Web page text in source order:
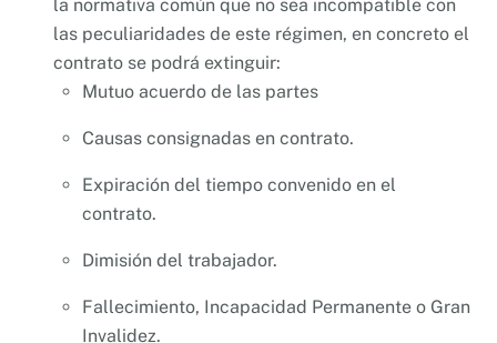
la normativa común que no sea incompatible con
las peculiaridades de este régimen, en concreto el
contrato se podrá extinguir:
Mutuo acuerdo de las partes
Causas consignadas en contrato.
Expiración del tiempo convenido en el
contrato.
Dimisión del trabajador.
Fallecimiento, Incapacidad Permanente o Gran
Invalidez.